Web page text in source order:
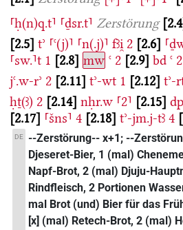
⸢ḥ(n)q.t⸣ ⸢ḏsr.t⸣ Zerstörung 2.4
2.5 tʾ ⸢ꜥ(j)⸣ ⸢n(.j)⸣ fꜣi̯ 2 2.6
⸢sw.⸣t 1 2.8 mw ꜥ 2 2.9 bd ꜥ 2
jꜥ.w-rʾ 2 2.11 tʾ-wt 1 2.12 tʾ-
ḥṯ(ꜣ) 2 2.14 nḥr.w ⸢2⸣ 2.15
2.17
⸢šns⸣ 4 2.18 tʾ-jm.j-tꜣ 4
DE
--Zerstörung-- x+1; --
Djeseret-Bier, 1 (mal)
Napf-Brot, 2 (mal) Djuju-
Rindfleisch, 2 Portionen
mal Brot (und) Bier für das
[x] (mal) Retech-Brot, 2 (mal)